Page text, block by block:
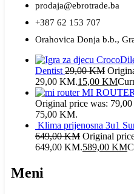
prodaja@ebrotrade.ba
+387 62 153 707
Orahovica Donja b.b.,
Dentist 29,00KM
29,00 KM.15,00 KM
MI
Original price was:
75,00 KM.
Klima prijenosna 3u1
649,00KM Original
649,00 KM.589,00 KM
Meni